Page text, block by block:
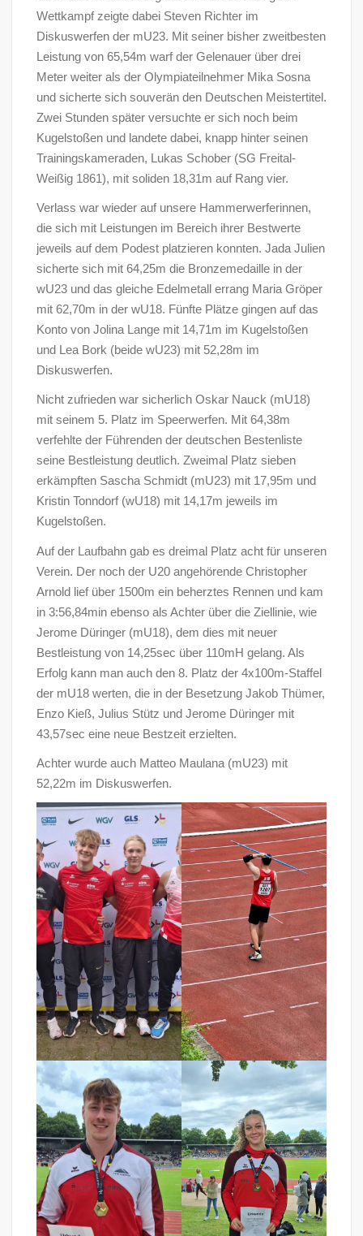
Wettkampf zeigte dabei Steven Richter im
Diskuswerfen der mU23. Mit seiner bisher zweitbesten
Leistung von 65,54m warf der Gelenauer über drei
Meter weiter als der Olympiateilnehmer Mika Sosna
und sicherte sich souverän den Deutschen Meistertitel.
Zwei Stunden später versuchte er sich noch beim
Kugelstoßen und landete dabei, knapp hinter seinen
Trainingskameraden, Lukas Schober (SG Freital-
Weißig 1861), mit soliden 18,31m auf Rang vier.
Verlass war wieder auf unsere Hammerwerferinnen,
die sich mit Leistungen im Bereich ihrer Bestwerte
jeweils auf dem Podest platzieren konnten. Jada Julien
sicherte sich mit 64,25m die Bronzemedaille in der
wU23 und das gleiche Edelmetall errang Maria Gröper
mit 62,70m in der wU18. Fünfte Plätze gingen auf das
Konto von Jolina Lange mit 14,71m im Kugelstoßen
und Lea Bork (beide wU23) mit 52,28m im
Diskuswerfen.
Nicht zufrieden war sicherlich Oskar Nauck (mU18)
mit seinem 5. Platz im Speerwerfen. Mit 64,38m
verfehlte der Führenden der deutschen Bestenliste
seine Bestleistung deutlich. Zweimal Platz sieben
erkämpften Sascha Schmidt (mU23) mit 17,95m und
Kristin Tonndorf (wU18) mit 14,17m jeweils im
Kugelstoßen.
Auf der Laufbahn gab es dreimal Platz acht für unseren
Verein. Der noch der U20 angehörende Christopher
Arnold lief über 1500m ein beherztes Rennen und kam
in 3:56,84min ebenso als Achter über die Ziellinie, wie
Jerome Düringer (mU18), dem dies mit neuer
Bestleistung von 14,25sec über 110mH gelang. Als
Erfolg kann man auch den 8. Platz der 4x100m-Staffel
der mU18 werten, die in der Besetzung Jakob Thümer,
Enzo Kieß, Julius Stütz und Jerome Düringer mit
43,57sec eine neue Bestzeit erzielten.
Achter wurde auch Matteo Maulana (mU23) mit
52,22m im Diskuswerfen.